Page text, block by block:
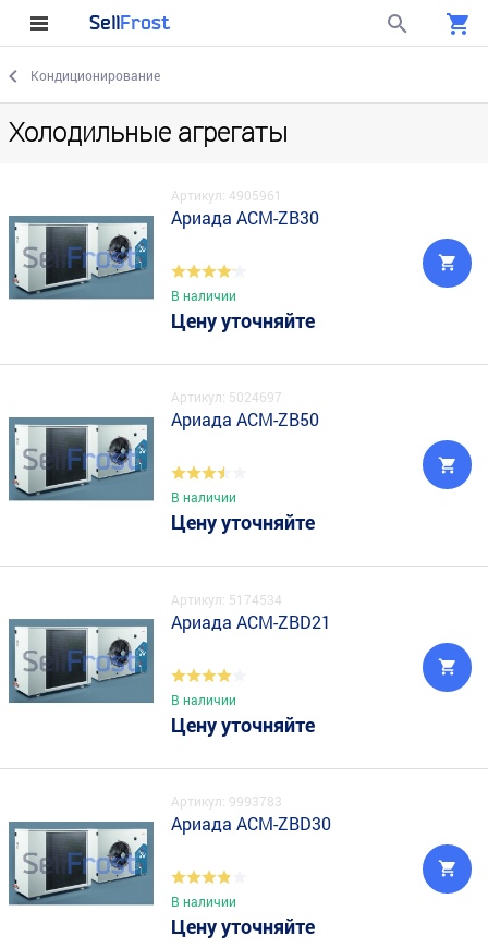
SellFrost
Кондиционирование
Холодильные агрегаты
Артикул: 4905961
Ариада ACM-ZB30
В наличии
Цену уточняйте
Артикул: 5024697
Ариада ACM-ZB50
В наличии
Цену уточняйте
Артикул: 5174534
Ариада ACM-ZBD21
В наличии
Цену уточняйте
Артикул: 9993783
Ариада ACM-ZBD30
В наличии
Цену уточняйте